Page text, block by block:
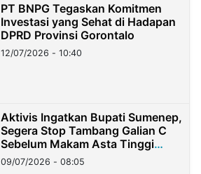
PT BNPG Tegaskan Komitmen
Investasi yang Sehat di Hadapan
DPRD Provinsi Gorontalo
12/07/2026 - 10:40
Aktivis Ingatkan Bupati Sumenep,
Segera Stop Tambang Galian C
Sebelum Makam Asta Tinggi
Longsor
09/07/2026 - 08:05